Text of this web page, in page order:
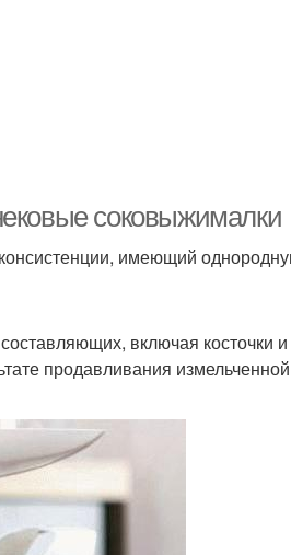
соковыжималки
имеющий
включая косточки и
продавливания